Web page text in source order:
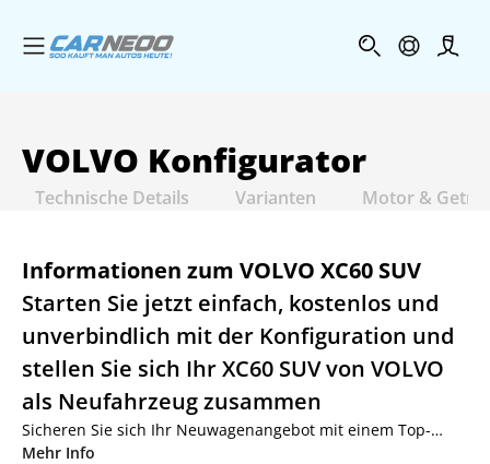
Menü öffnen
VOLVO Konfigurator
Technische Details Varianten Motor &
Informationen zum VOLVO XC60 SUV
Starten Sie jetzt einfach, kostenlos und
unverbindlich mit der Konfiguration und
stellen Sie sich Ihr XC60 SUV von VOLVO
als Neufahrzeug zusammen
Sicheren Sie sich Ihr Neuwagenangebot mit einem Top-
Rabatt von bis zu 27.5% oder einer günstigen Rate – egal für
Mehr Info